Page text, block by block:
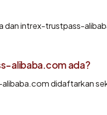
dan intrex-trustpass-
alibaba.com ada?
didaftarkan